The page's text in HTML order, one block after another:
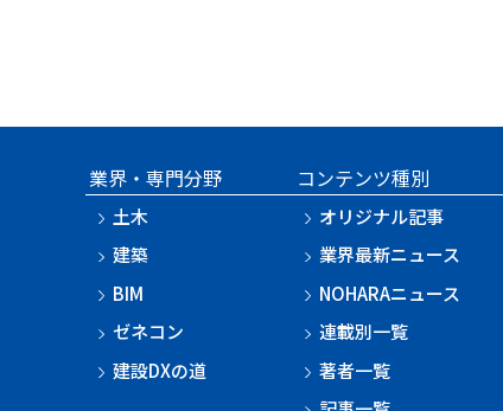
業界・専門分野
土木
建築
BIM
ゼネコン
建設DXの道
コンテンツ種別
オリジナル記事
業界最新ニュース
NOHARAニュース
連載別一覧
著者一覧